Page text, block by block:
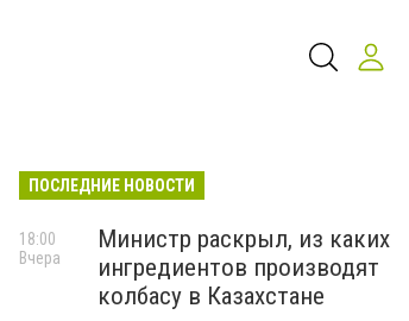
ПОСЛЕДНИЕ НОВОСТИ
Министр раскрыл, из каких
ингредиентов производят
колбасу в Казахстане
18:00
Вчера